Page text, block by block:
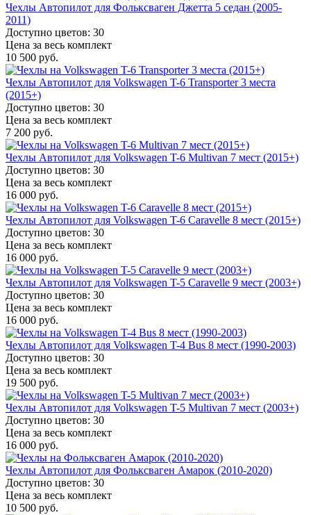
Чехлы Автопилот для Фольксваген Джетта 5 седан (2005-
2011)
Доступно цветов: 30
Цена за весь комплект
10 500 руб.
Чехлы Автопилот для Volkswagen T-6 Transporter 3 места
(2015+)
Доступно цветов: 30
Цена за весь комплект
7 200 руб.
Чехлы Автопилот для Volkswagen T-6 Multivan 7 мест (2015+)
Доступно цветов: 30
Цена за весь комплект
16 000 руб.
Чехлы Автопилот для Volkswagen T-6 Caravelle 8 мест (2015+)
Доступно цветов: 30
Цена за весь комплект
16 000 руб.
Чехлы Автопилот для Volkswagen T-5 Caravelle 9 мест (2003+)
Доступно цветов: 30
Цена за весь комплект
16 000 руб.
Чехлы Автопилот для Volkswagen T-4 Bus 8 мест (1990-2003)
Доступно цветов: 30
Цена за весь комплект
19 500 руб.
Чехлы Автопилот для Volkswagen T-5 Multivan 7 мест (2003+)
Доступно цветов: 30
Цена за весь комплект
16 000 руб.
Чехлы Автопилот для Фольксваген Амарок (2010-2020)
Доступно цветов: 30
Цена за весь комплект
10 500 руб.